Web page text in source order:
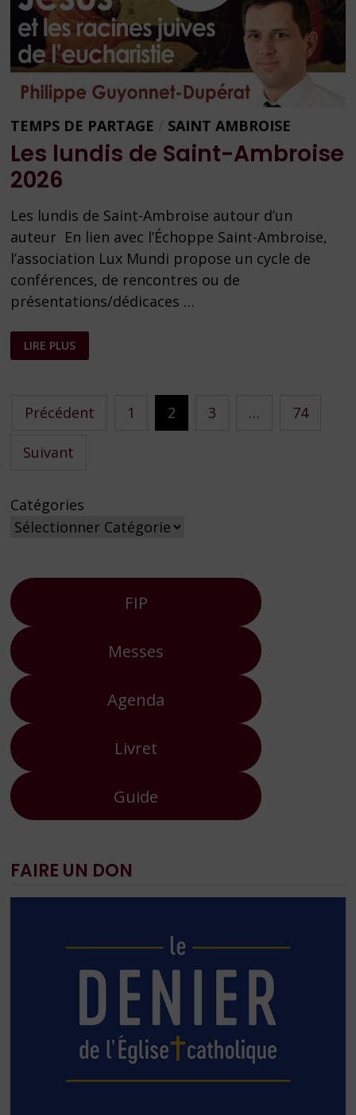
TEMPS DE PARTAGE SAINT AMBROISE
Les lundis de Saint-Ambroise
2026
Les lundis de Saint-Ambroise autour d’un
auteur En lien avec l’Échoppe Saint-Ambroise,
l’association Lux Mundi propose un cycle de
conférences, de rencontres ou de
présentations/dédicaces …
LES
LUNDIS
DE
LIRE PLUS
Pagination
des
publications
Précédent 1 2 3 … 74
Suivant
Catégories
FIP
Messes
Agenda
Livret
Guide
FAIRE UN DON